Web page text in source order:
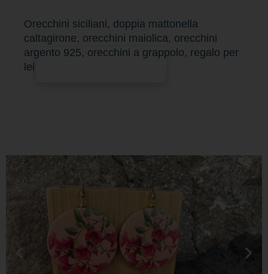
Orecchini siciliani, doppia mattonella
caltagirone, orecchini maiolica, orecchini
argento 925, orecchini a grappolo, regalo per
lei